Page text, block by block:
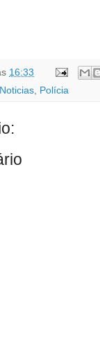
16:33
Noticias, Polícia